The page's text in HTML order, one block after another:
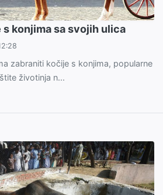
s konjima sa svojih ulica
zabraniti kočije s konjima, popularne
životinja n...